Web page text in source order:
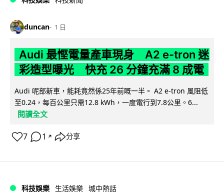
duncan 1 日
Audi 最慳電量產車現身 A2 e-tron 迷
彩造型曝光 快充 26 分鐘充滿 8 成電
Audi 呢部新車，能耗竟然係25年前嘅一半。 A2 e-tron 風阻低
至0.24，每百公里只需12.8 kWh，一度電行到7.8公里。6...
閱讀全文
7 1 ↗ 分享
科技娛樂 生活娛樂 城中熱話